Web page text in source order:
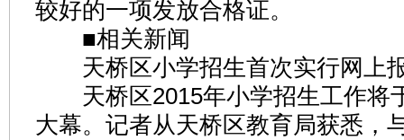
较好的一项发放合格证。
■相关新闻
天桥区小学招生首次实行网上
天桥区2015年小学招生工作将
大幕。记者从天桥区教育局获悉，